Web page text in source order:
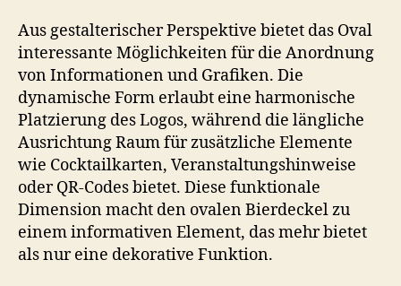
Aus gestalterischer Perspektive bietet das Oval
interessante Möglichkeiten für die Anordnung
von Informationen und Grafiken. Die
dynamische Form erlaubt eine harmonische
Platzierung des Logos, während die längliche
Ausrichtung Raum für zusätzliche Elemente
wie Cocktailkarten, Veranstaltungshinweise
oder QR-Codes bietet. Diese funktionale
Dimension macht den ovalen Bierdeckel zu
einem informativen Element, das mehr bietet
als nur eine dekorative Funktion.